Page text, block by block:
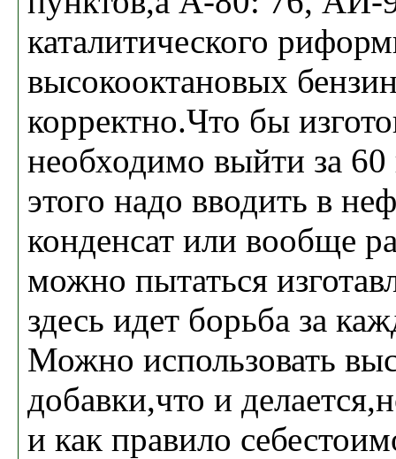
каталитического
высокооктановых
корректно.Что бы
необходимо выйти за
этого надо вводить в
конденсат или вообще
можно пытаться
здесь идет борьба за
Можно использовать
добавки,что и
и как правило